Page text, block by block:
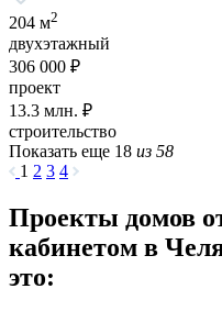
204 м2
двухэтажный
306 000 ₽
проект
13.3 млн. ₽
строительство
Показать еще 18 из 58
1 2 3 4
Проекты домов
кабинетом в
это: